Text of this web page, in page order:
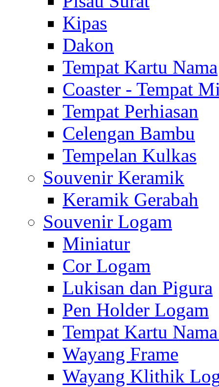
Kipas
Dakon
Tempat Kartu Nama
Coaster - Tempat
Tempat Perhiasan
Celengan Bambu
Tempelan Kulkas
Souvenir Keramik
Keramik Gerabah
Souvenir Logam
Miniatur
Cor Logam
Lukisan dan Pigura
Pen Holder Logam
Tempat Kartu
Wayang Frame
Wayang Klithik